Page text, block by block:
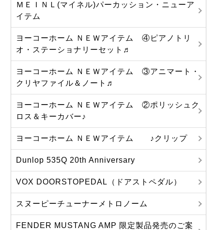
ＭＥＩＮＬ(マイネル)パーカッション・ニューア
イテム
ヨーコーホーム ＮＥＷアイテム ④ピアノトリ
オ・ステーショナリーセット♬
ヨーコーホーム ＮＥＷアイテム ③アニマート・
クリヤファイル＆ノート♬
ヨーコーホーム ＮＥＷアイテム ②ポリッシュク
ロス＆キーカバー♪
ヨーコーホーム ＮＥＷアイテム ♪クリップ
Dunlop 535Q 20th Anniversary
VOX DOORSTOPEDAL（ドアストペダル）
スヌーピーチューナーメトロノーム
FENDER MUSTANG AMP 限定製品発売のご案